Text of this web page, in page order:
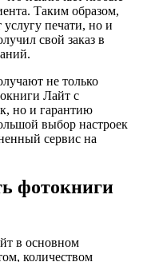
Таким образом,
печати, но и
свой заказ в
не только
Лайт с
но и гарантию
выбор настроек
сервис на
фотокниги
в основном
количеством